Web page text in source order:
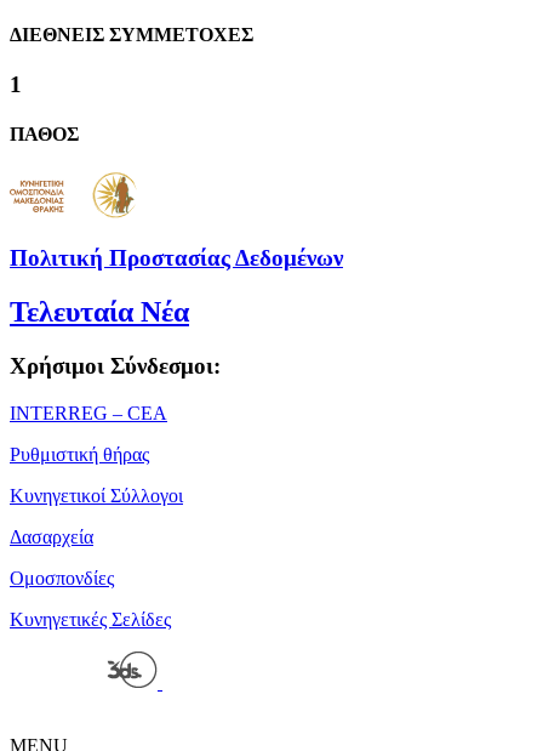
ΔΙΕΘΝΕΙΣ ΣΥΜΜΕΤΟΧΕΣ
1
ΠΑΘΟΣ
Πολιτική Προστασίας Δεδομένων
Τελευταία Νέα
Χρήσιμοι Σύνδεσμοι:
ΙΝΤΕRREG – CEA
Ρυθμιστική θήρας
Κυνηγετικοί Σύλλογοι
Δασαρχεία
Ομοσπονδίες
Κυνηγετικές Σελίδες
MENU